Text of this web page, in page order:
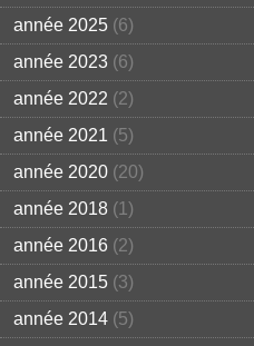
année 2025 (6)
année 2023 (6)
année 2022 (2)
année 2021 (5)
année 2020 (20)
année 2018 (1)
année 2016 (2)
année 2015 (3)
année 2014 (5)